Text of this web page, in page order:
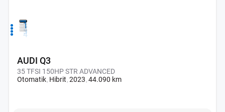
1
2
3
4
AUDI Q3
35 TFSI 150HP STR ADVANCED
Otomatik Hibrit202344.090 km